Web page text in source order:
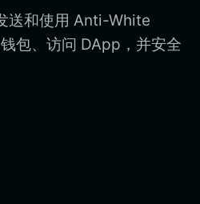
送和使用 Anti-White
包、访问 DApp，并安全